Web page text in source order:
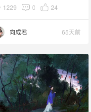
1229 0 24
向成君 65天前